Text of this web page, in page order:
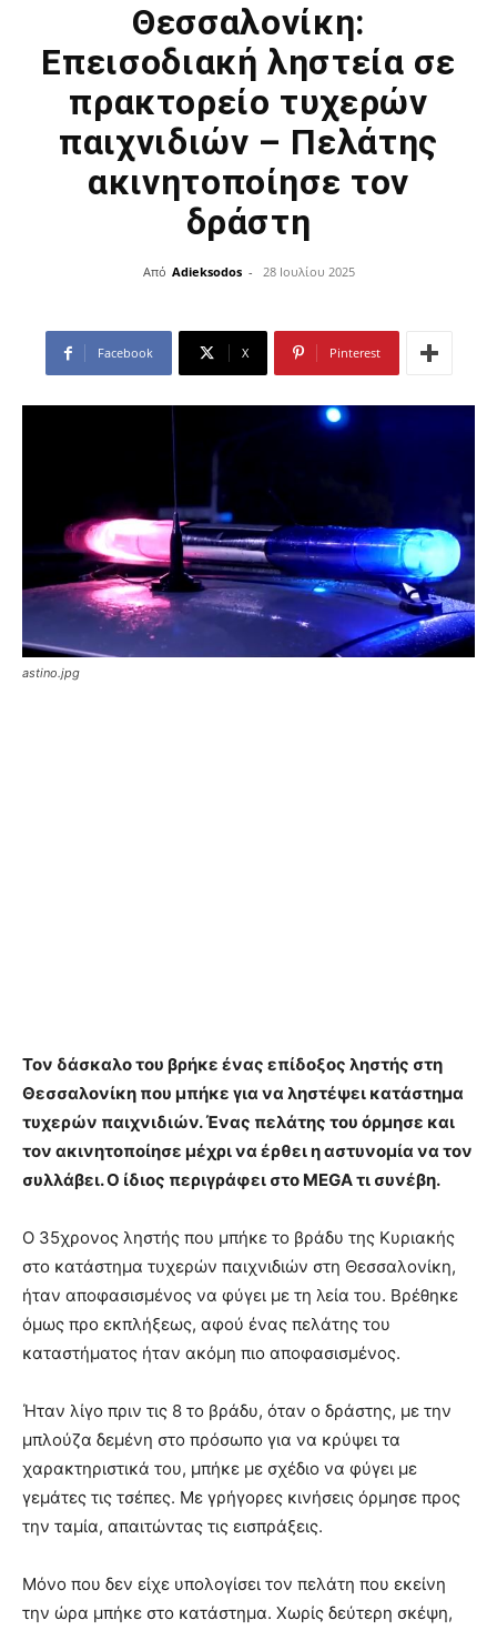
Θεσσαλονίκη:
Επεισοδιακή ληστεία σε
πρακτορείο τυχερών
παιχνιδιών – Πελάτης
ακινητοποίησε τον
δράστη
Από Adieksodos - 28 Ιουλίου 2025
Facebook X Pinterest
astino.jpg
Τον δάσκαλο του βρήκε ένας επίδοξος ληστής στη
Θεσσαλονίκη που μπήκε για να ληστέψει κατάστημα
τυχερών παιχνιδιών. Ένας πελάτης του όρμησε και
τον ακινητοποίησε μέχρι να έρθει η αστυνομία να τον
συλλάβει. Ο ίδιος περιγράφει στο MEGA τι συνέβη.
Ο 35χρονος ληστής που μπήκε το βράδυ της Κυριακής
στο κατάστημα τυχερών παιχνιδιών στη Θεσσαλονίκη,
ήταν αποφασισμένος να φύγει με τη λεία του. Βρέθηκε
όμως προ εκπλήξεως, αφού ένας πελάτης του
καταστήματος ήταν ακόμη πιο αποφασισμένος.
Ήταν λίγο πριν τις 8 το βράδυ, όταν ο δράστης, με την
μπλούζα δεμένη στο πρόσωπο για να κρύψει τα
χαρακτηριστικά του, μπήκε με σχέδιο να φύγει με
γεμάτες τις τσέπες. Με γρήγορες κινήσεις όρμησε προς
την ταμία, απαιτώντας τις εισπράξεις.
Μόνο που δεν είχε υπολογίσει τον πελάτη που εκείνη
την ώρα μπήκε στο κατάστημα. Χωρίς δεύτερη σκέψη,